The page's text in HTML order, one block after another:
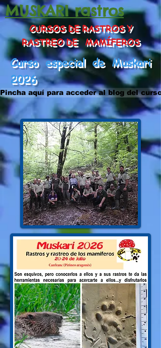
MUSKARI rastros
CURSOS DE RASTROS Y
RASTREO DE MAMÍFEROS
Curso especial de Muskari
2026
Pincha aquí para acceder al blog del curso